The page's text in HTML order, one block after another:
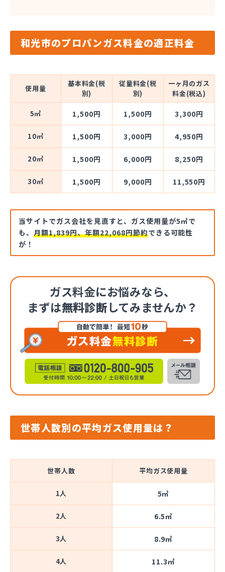
和光市のプロパンガス料金の適正料金
使用量
基本料金(税
別)
従量料金(税
別)
一ヶ月のガス
料金(税込)
5㎥ 1,500円 1,500円 3,300円
10㎥ 1,500円 3,000円 4,950円
20㎥ 1,500円 6,000円 8,250円
30㎥ 1,500円 9,000円 11,550円
当サイトでガス会社を見直すと、ガス使用量が5㎥で
も、 月額1,839円、年額22,068円節約できる可能性
が！
ガス料金にお悩みなら、
まずは無料診断してみませんか？
世帯人数別の平均ガス使用量は？
世帯人数 平均ガス使用量
1人 5㎥
2人 6.5㎥
3人 8.9㎥
4人 11.3㎥